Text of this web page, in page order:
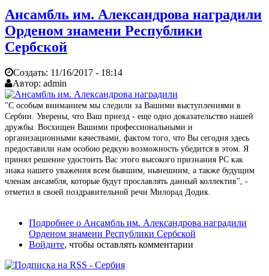
Ансамбль им. Александрова наградили
Орденом знамени Республики
Сербской
Создать: 11/16/2017 - 18:14
Автор: admin
"С особым вниманием мы следили за Вашими выступлениями в
Сербии. Уверены, что Ваш приезд - еще одно доказательство нашей
дружбы. Восхищен Вашими профессиональными и
организационными качествами, фактом того, что Вы сегодня здесь
предоставили нам особою редкую возможность убедится в этом. Я
принял решение удостоить Вас этого высокого признания РС как
знака нашего уважения всем бывшим, нынешним, а также будущим
членам ансамбля, которые будут прославлять данный коллектив", -
отметил в своей поздравительной речи Милорад Додик.
Подробнее о Ансамбль им. Александрова наградили
Орденом знамени Республики Сербской
Войдите, чтобы оставлять комментарии